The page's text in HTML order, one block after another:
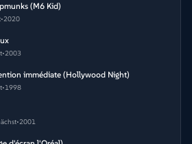
(M6 Kid)
•2020
•2003
immédiate (Hollywood Night)
•1998
•2001